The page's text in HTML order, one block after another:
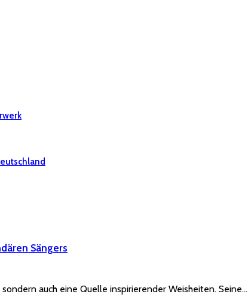
Sängers
auch eine Quelle inspirierender Weisheiten. Seine…